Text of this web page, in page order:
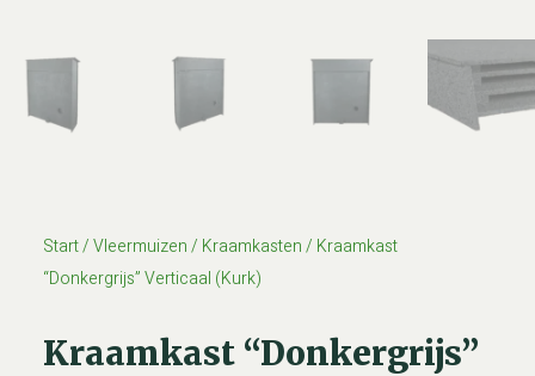
Start/Vleermuizen/ Kraamkasten/ Kraamkast
“Donkergrijs” Verticaal (Kurk)
Kraamkast “Donkergrijs”